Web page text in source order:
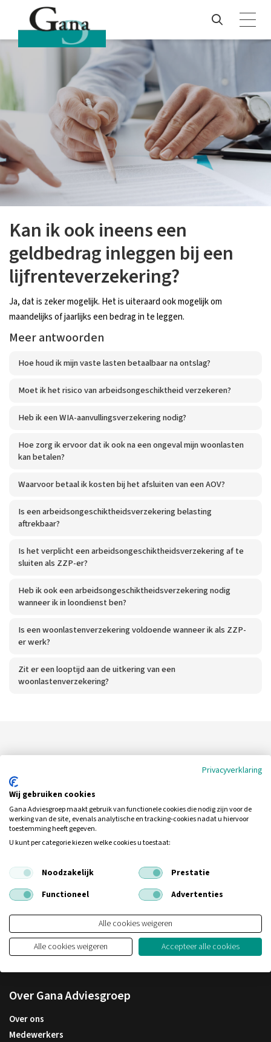
Kan ik ook ineens een
geldbedrag inleggen bij een
lijfrenteverzekering?
Ja, dat is zeker mogelijk. Het is uiteraard ook mogelijk om
maandelijks of jaarlijks een bedrag in te leggen.
Meer antwoorden
Hoe houd ik mijn vaste lasten betaalbaar na ontslag?
Moet ik het risico van arbeidsongeschiktheid verzekeren?
Heb ik een WIA-aanvullingsverzekering nodig?
Hoe zorg ik ervoor dat ik ook na een ongeval mijn woonlasten
kan betalen?
Waarvoor betaal ik kosten bij het afsluiten van een AOV?
Is een arbeidsongeschiktheidsverzekering belasting
aftrekbaar?
Is het verplicht een arbeidsongeschiktheidsverzekering af te
sluiten als ZZP-er?
Heb ik ook een arbeidsongeschiktheidsverzekering nodig
wanneer ik in loondienst ben?
Is een woonlastenverzekering voldoende wanneer ik als ZZP-
er werk?
Zit er een looptijd aan de uitkering van een
woonlastenverzekering?
Heeft u nog geen antwoord op uw
vraag?
Neem dan contact met ons op.
Vestiging Nijmegen
6522 BW Nijmegen
T:024 - 32 33 532
Over Gana Adviesgroep
Over ons
Medewerkers
Privacyverklaring
Wij gebruiken cookies
Gana Adviesgroep maakt gebruik van functionele cookies die nodig zijn voor de
werking van de site, evenals analytische en tracking‑cookies nadat u hiervoor
toestemming heeft gegeven.
U kunt per categorie kiezen welke cookies u toestaat:
Noodzakelijk
Prestatie
Functioneel
Advertenties
Alle cookies weigeren
Alle cookies weigeren
Accepteer alle cookies